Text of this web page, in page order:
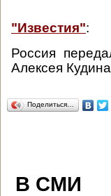
"Известия":
Россия
Алексея Кудина
Поделиться…
В СМИ